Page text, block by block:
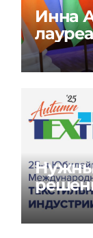
Инна
Global